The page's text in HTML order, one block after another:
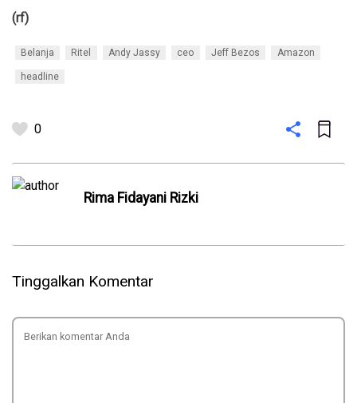
(rf)
Belanja Ritel Andy Jassy ceo Jeff Bezos Amazon
headline
0
Rima Fidayani Rizki
Tinggalkan Komentar